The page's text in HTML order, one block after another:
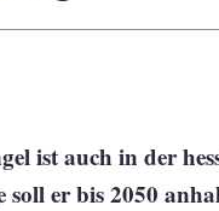
ist auch in der
er bis 2050